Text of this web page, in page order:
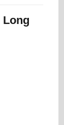
Long